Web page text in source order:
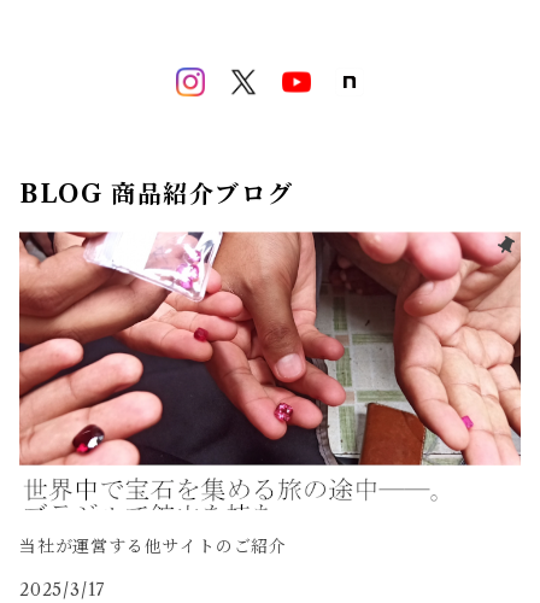
BLOG 商品紹介ブログ
当社が運営する他サイトのご紹介
2025/3/17